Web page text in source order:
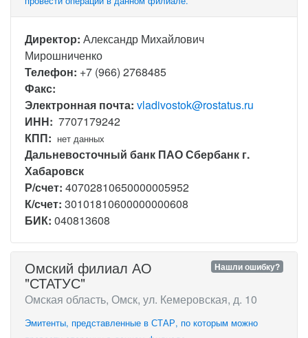
Директор: Александр Михайлович
Мирошниченко
Телефон: +7 (966) 2768485
Факс:
Электронная почта: vladivostok@rostatus.ru
ИНН: 7707179242
КПП: нет данных
Дальневосточный банк ПАО Сбербанк г.
Хабаровск
Р/счет: 40702810650000005952
К/счет: 30101810600000000608
БИК: 040813608
Нашли ошибку?
Омский филиал АО
"СТАТУС"
Омская область, Омск, ул. Кемеровская, д. 10
Эмитенты, представленные в СТАР, по которым можно